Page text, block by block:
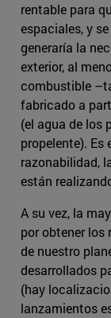
rentable para
espaciales, y
generaría la
exterior, al
combustible
fabricado a
(el agua de los
propelente). Es
razonabilidad,
están
A su vez, la
por obtener los
de nuestro
desarrollados
(hay
lanzamientos